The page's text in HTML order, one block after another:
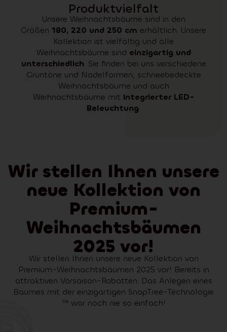
Produktvielfalt
Unsere Weihnachtsbäume sind in den
Größen 180, 220 und 250 cm erhältlich. Unsere
Kollektion ist vielfältig und alle
Weihnachtsbäume sind einzigartig und
unterschiedlich. Sie finden bei uns verschiedene
Grüntöne und Nadelformen, schneebedeckte
Weihnachtsbäume und auch
Weihnachtsbäume mit integrierter LED-
Beleuchtung.
Wir stellen Ihnen unsere
neue Kollektion von
Premium-
Weihnachtsbäumen
2025 vor!
Wir stellen Ihnen unsere neue Kollektion von
Premium-Weihnachtsbäumen 2025 vor! Bereits in
attraktiven Vorsaison-Rabatten. Das Anlegen eines
Baumes mit der einzigartigen SnapTree-Technologie
™ war noch nie so einfach!